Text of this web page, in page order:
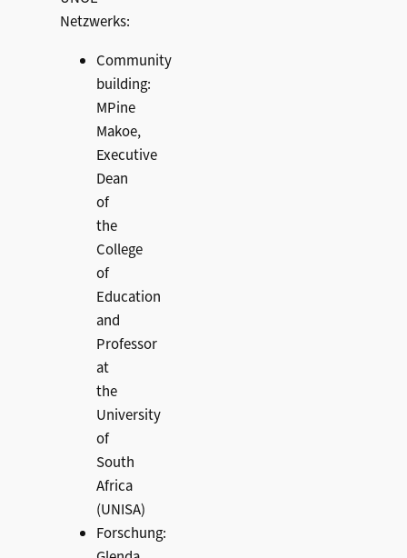
Netzwerks:
Community
building:
MPine
Makoe,
Executive
Dean
of
the
College
of
Education
and
Professor
at
the
University
of
South
Africa
(UNISA)
Forschung: